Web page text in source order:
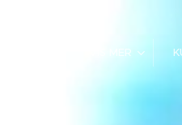
VIS MER